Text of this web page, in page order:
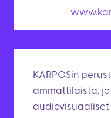
KARPOSin
ammattilaista,